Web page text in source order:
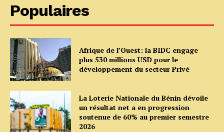
Populaires
Afrique de l’Ouest: la BIDC engage
plus 530 millions USD pour le
développement du secteur Privé
La Loterie Nationale du Bénin dévoile
un résultat net a en progression
soutenue de 60% au premier semestre
2026